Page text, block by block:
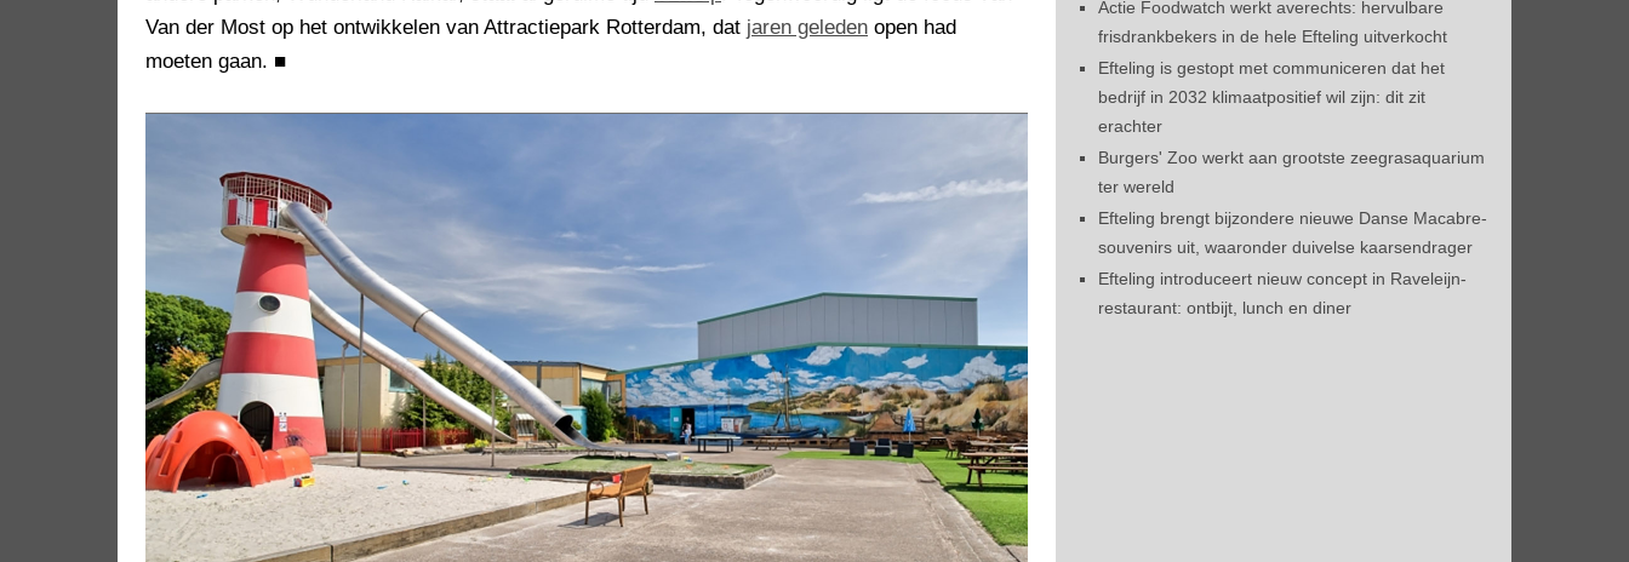
Van der Most op het ontwikkelen van Attractiepark Rotterdam, dat jaren geleden open had
moeten gaan. ■
Actie Foodwatch werkt averechts: hervulbare
frisdrankbekers in de hele Efteling uitverkocht
Efteling is gestopt met communiceren dat het
bedrijf in 2032 klimaatpositief wil zijn: dit zit
erachter
Burgers' Zoo werkt aan grootste zeegrasaquarium
ter wereld
Efteling brengt bijzondere nieuwe Danse Macabre-
souvenirs uit, waaronder duivelse kaarsendrager
Efteling introduceert nieuw concept in Raveleijn-
restaurant: ontbijt, lunch en diner